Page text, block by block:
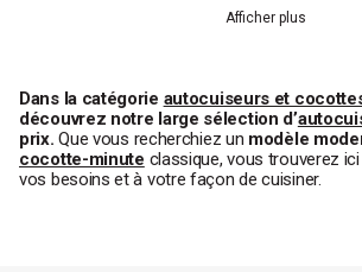
Afficher plus
Dans la catégorie autocuiseurs et
découvrez notre large sélection d’
prix.Que vous recherchiez un modèle
cocotte-minute classique, vous trouverez ici
vos besoins et à votre façon de cuisiner.